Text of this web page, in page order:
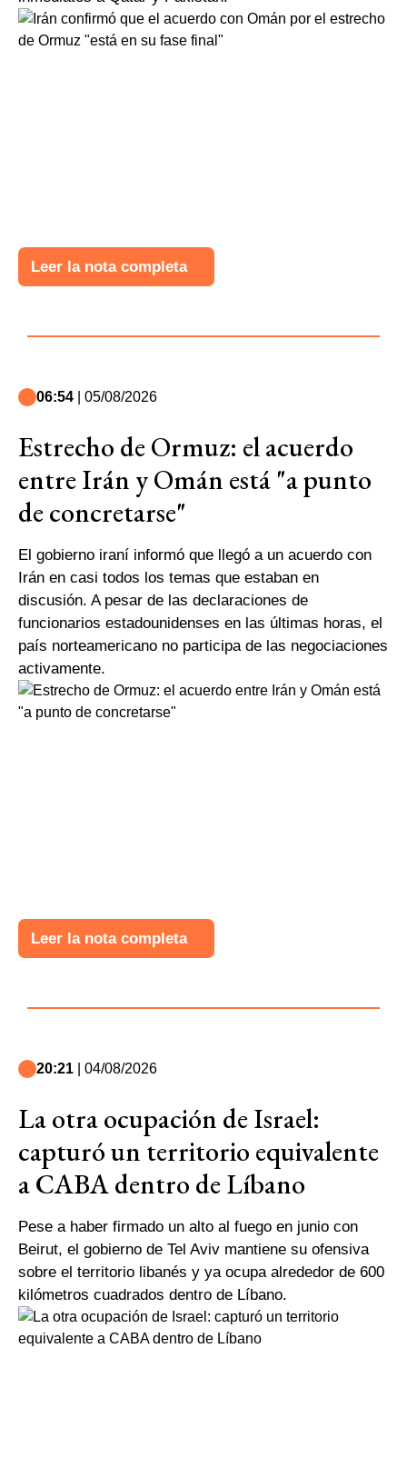
Leer la nota completa
06:54 | 05/08/2026
Estrecho de Ormuz: el acuerdo
entre Irán y Omán está "a punto
de concretarse"
El gobierno iraní informó que llegó a un acuerdo con
Irán en casi todos los temas que estaban en
discusión. A pesar de las declaraciones de
funcionarios estadounidenses en las últimas horas, el
país norteamericano no participa de las negociaciones
activamente.
Leer la nota completa
20:21 | 04/08/2026
La otra ocupación de Israel:
capturó un territorio equivalente
a CABA dentro de Líbano
Pese a haber firmado un alto al fuego en junio con
Beirut, el gobierno de Tel Aviv mantiene su ofensiva
sobre el territorio libanés y ya ocupa alrededor de 600
kilómetros cuadrados dentro de Líbano.